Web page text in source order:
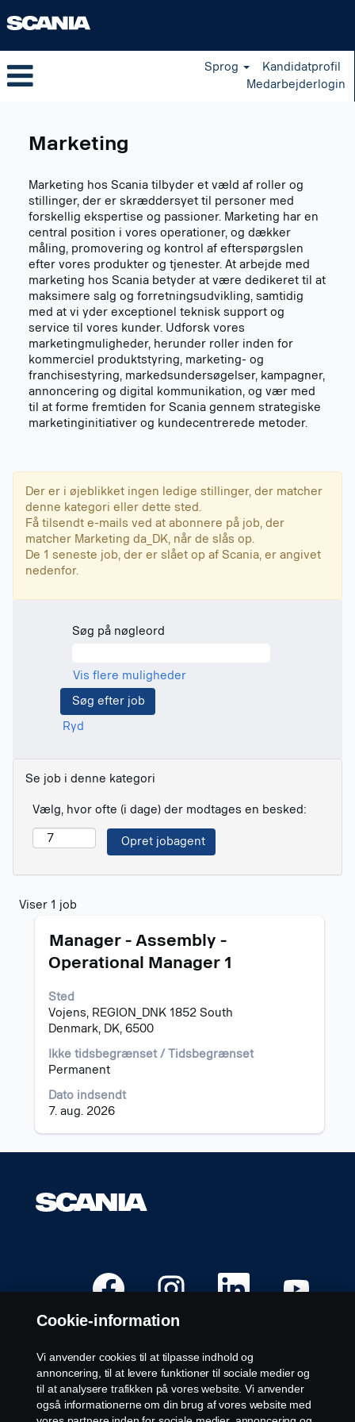
Sprog
Kandidatprofil
Medarbejderlogin
Marketing
Marketing hos Scania tilbyder et væld af roller og
stillinger, der er skræddersyet til personer med
forskellig ekspertise og passioner. Marketing har en
central position i vores operationer, og dækker
måling, promovering og kontrol af efterspørgslen
efter vores produkter og tjenester. At arbejde med
marketing hos Scania betyder at være dedikeret til at
maksimere salg og forretningsudvikling, samtidig
med at vi yder exceptionel teknisk support og
service til vores kunder. Udforsk vores
marketingmuligheder, herunder roller inden for
kommerciel produktstyring, marketing- og
franchisestyring, markedsundersøgelser, kampagner,
annoncering og digital kommunikation, og vær med
til at forme fremtiden for Scania gennem strategiske
marketinginitiativer og kundecentrerede metoder.
Der er i øjeblikket ingen ledige stillinger, der matcher
denne kategori eller dette sted.
Få tilsendt e-mails ved at abonnere på job, der
matcher Marketing da_DK, når de slås op.
De 1 seneste job, der er slået op af Scania, er angivet
nedenfor.
Søg på nøgleord
Vis flere muligheder
Ryd
Se job i denne kategori
Vælg, hvor ofte (i dage) der modtages en besked:
Viser 1 job
"".
Viser
1
på
tabulatortasten
for
til
joblisten.
detaljer
Stilling
Manager - Assembly -
Operational Manager 1
Sted
Vojens, REGION_DNK 1852 South
Denmark, DK, 6500
Ikke tidsbegrænset / Tidsbegrænset
Permanent
Dato indsendt
7. aug. 2026
Vælg
mellemrumstasten
at
se
det
fulde
indhold
joboplysningerne.
b
n
r
n
y
f
a
n
e
b
n
r
i
n
n
y
f
a
n
e
Å
n
n
n
y
f
a
n
e
n
y
f
a
n
e
Ledige stillinger
Karriere lokationer
Kontakt os
Cookie-information
Vi anvender cookies til at tilpasse indhold og
annoncering, til at levere funktioner til sociale medier og
til at analysere trafikken på vores website. Vi anvender
også informationerne om din brug af vores website med